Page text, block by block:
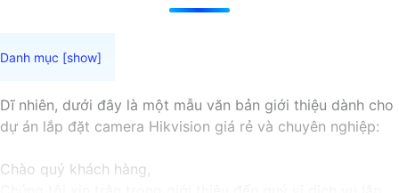
Dĩ nhiên, dưới đây là một mẫu văn bản giới thiệu dành cho
dự án lắp đặt camera Hikvision giá rẻ và chuyên nghiệp:
Chào quý khách hàng,